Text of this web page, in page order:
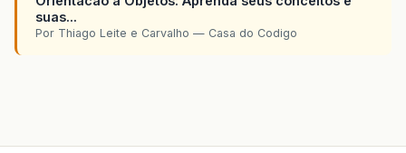
suas...
Por Thiago Leite e Carvalho — Casa do Codigo